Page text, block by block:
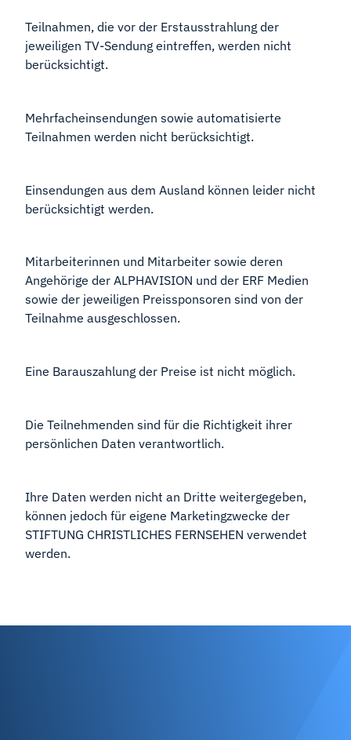
Teilnahmen, die vor der Erstausstrahlung der
jeweiligen TV-Sendung eintreffen, werden nicht
berücksichtigt.
Mehrfacheinsendungen sowie automatisierte
Teilnahmen werden nicht berücksichtigt.
Einsendungen aus dem Ausland können leider nicht
berücksichtigt werden.
Mitarbeiterinnen und Mitarbeiter sowie deren
Angehörige der ALPHAVISION und der ERF Medien
sowie der jeweiligen Preissponsoren sind von der
Teilnahme ausgeschlossen.
Eine Barauszahlung der Preise ist nicht möglich.
Die Teilnehmenden sind für die Richtigkeit ihrer
persönlichen Daten verantwortlich.
Ihre Daten werden nicht an Dritte weitergegeben,
können jedoch für eigene Marketingzwecke der
STIFTUNG CHRISTLICHES FERNSEHEN verwendet
werden.